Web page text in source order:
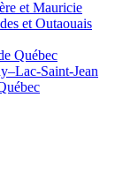
et Mauricie
et Outaouais
Québec
Saint-Jean